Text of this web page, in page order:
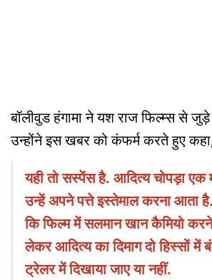
बॉलीवुड हंगामा ने यश राज फिल्म्स से
उन्होंने इस खबर को कंफर्म करते हुए
यही तो सस्पेंस है. आदित्य चोपड़ा एक
उन्हें अपने पत्ते इस्तेमाल करना आता
कि फिल्म में सलमान खान कैमियो
लेकर आदित्य का दिमाग दो हिस्सों में
ट्रेलर में दिखाया जाए या नहीं.